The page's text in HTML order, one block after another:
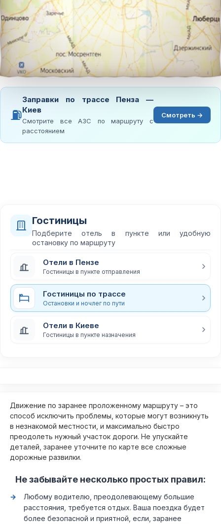
⛽
Заправки по трассе Пенза —
Киев
Смотрите все АЗС по маршруту с
расстоянием
Смотреть →
Гостиницы
Подберите отель в пункте или удобную
остановку по маршруту
Отели в Пензе
Гостиницы в пункте отправления
Гостиницы по трассе
Остановки и ночлег по пути
Отели в Киеве
Гостиницы в пункте назначения
Движение по заранее проложенному маршруту – это
способ исключить проблемы, которые могут возникнуть
в незнакомой местности, и максимально быстро
преодолеть нужный участок дороги. Не упускайте
деталей, заранее уточните по карте все сложные
дорожные развилки.
Не забывайте несколько простых правил:
Любому водителю, преодолевающему большие
расстояния, требуется отдых. Ваша поездка будет
более безопасной и приятной, если, заранее